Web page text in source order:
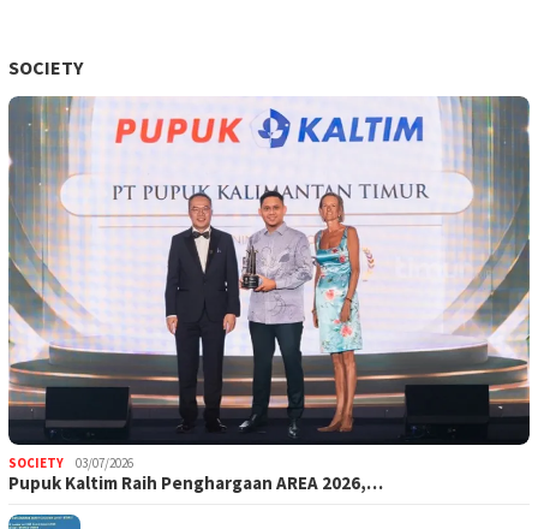
SOCIETY
SOCIETY 03/07/2026
Pupuk Kaltim Raih Penghargaan AREA 2026,…